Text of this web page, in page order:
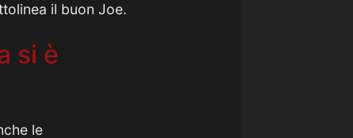
il buon Joe.
si è
le